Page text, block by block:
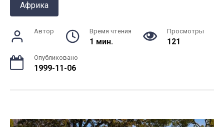
Африка
Автор Время чтения
1 мин.
Просмотры
121
Опубликовано
1999-11-06